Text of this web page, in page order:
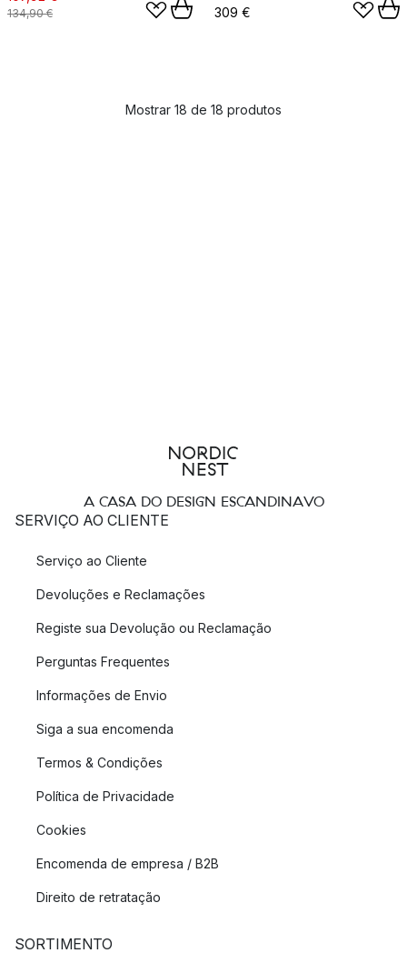
134,90 € 309 €
Mostrar 18 de 18 produtos
A CASA DO DESIGN ESCANDINAVO
SERVIÇO AO CLIENTE
Serviço ao Cliente
Devoluções e Reclamações
Registe sua Devolução ou Reclamação
Perguntas Frequentes
Informações de Envio
Siga a sua encomenda
Termos & Condições
Política de Privacidade
Cookies
Encomenda de empresa / B2B
Direito de retratação
SORTIMENTO